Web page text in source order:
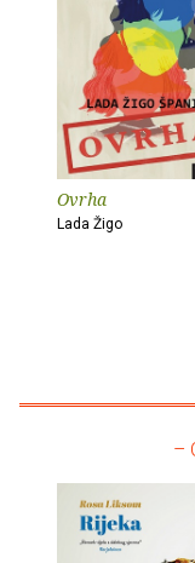
Ovrha
Lada Žigo
–